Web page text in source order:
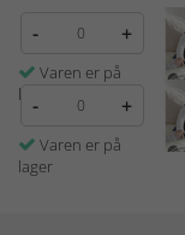
- +
Varen er på
lager
- +
Varen er på
lager